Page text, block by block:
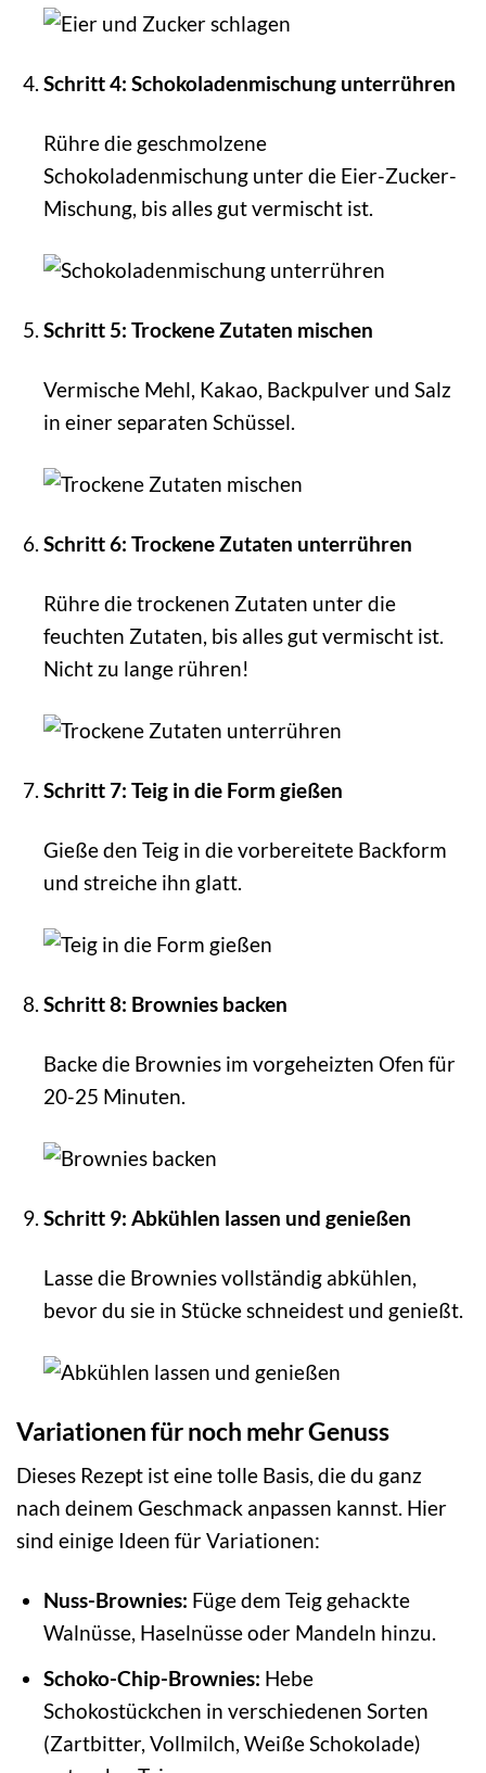
Schritt 4: Schokoladenmischung unterrühren
Rühre die geschmolzene
Schokoladenmischung unter die Eier-Zucker-
Mischung, bis alles gut vermischt ist.
Schritt 5: Trockene Zutaten mischen
Vermische Mehl, Kakao, Backpulver und Salz
in einer separaten Schüssel.
Schritt 6: Trockene Zutaten unterrühren
Rühre die trockenen Zutaten unter die
feuchten Zutaten, bis alles gut vermischt ist.
Nicht zu lange rühren!
Schritt 7: Teig in die Form gießen
Gieße den Teig in die vorbereitete Backform
und streiche ihn glatt.
Schritt 8: Brownies backen
Backe die Brownies im vorgeheizten Ofen für
20-25 Minuten.
Schritt 9: Abkühlen lassen und genießen
Lasse die Brownies vollständig abkühlen,
bevor du sie in Stücke schneidest und genießt.
Variationen für noch mehr Genuss
Dieses Rezept ist eine tolle Basis, die du ganz
nach deinem Geschmack anpassen kannst. Hier
sind einige Ideen für Variationen:
Nuss-Brownies: Füge dem Teig gehackte
Walnüsse, Haselnüsse oder Mandeln hinzu.
Schoko-Chip-Brownies: Hebe
Schokostückchen in verschiedenen Sorten
(Zartbitter, Vollmilch, Weiße Schokolade)